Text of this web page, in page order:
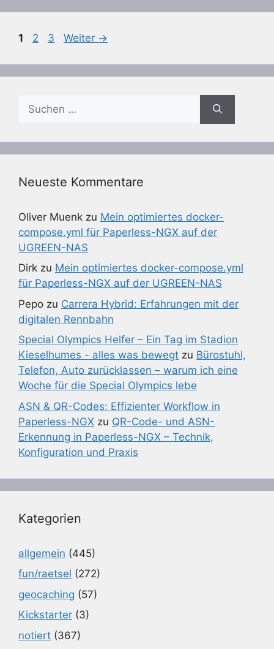
Seite
1 Seite
2 Seite
3 Weiter →
nach:
Neueste Kommentare
Oliver Muenk zu Mein optimiertes docker-
compose.yml für Paperless-NGX auf der
UGREEN-NAS
Dirk zu Mein optimiertes docker-compose.yml
für Paperless-NGX auf der UGREEN-NAS
Pepo zu Carrera Hybrid: Erfahrungen mit der
digitalen Rennbahn
Special Olympics Helfer – Ein Tag im Stadion
Kieselhumes - alles was bewegt zu Bürostuhl,
Telefon, Auto zurücklassen – warum ich eine
Woche für die Special Olympics lebe
ASN & QR-Codes: Effizienter Workflow in
Paperless-NGX zu QR-Code- und ASN-
Erkennung in Paperless-NGX – Technik,
Konfiguration und Praxis
Kategorien
allgemein (445)
fun/raetsel (272)
geocaching (57)
Kickstarter (3)
notiert (367)